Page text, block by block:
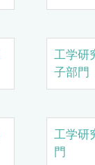
工学研
子部門
工学研
門